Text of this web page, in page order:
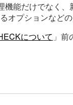
能だけでなく
オプションなど
について 」